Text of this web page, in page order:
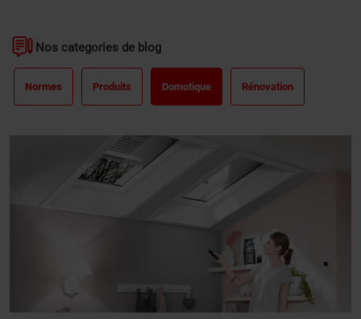
Nos categories de blog
Normes Produits Domotique Rénovation